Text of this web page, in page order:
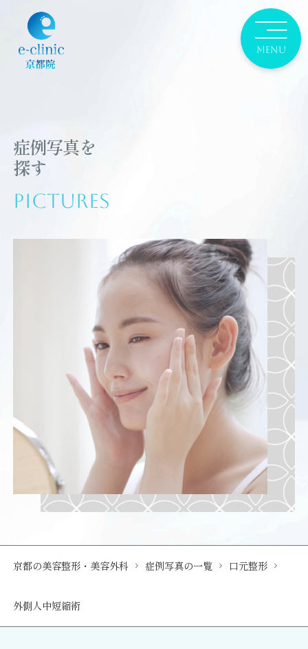
症例写真を
探す
Pictures
京都の美容整形・美容外科 症例写真の一覧 口元整形
外側人中短縮術